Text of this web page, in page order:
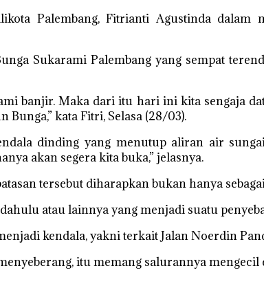
Palembang, Fitrianti Agustinda dalam
Sukarami Palembang yang sempat
banjir. Maka dari itu hari ini kita sengaja
kata Fitri, Selasa (28/03).
dinding yang menutup aliran air
akan segera kita buka,” jelasnya.
tersebut diharapkan bukan hanya
atau lainnya yang menjadi suatu
kendala, yakni terkait Jalan Noerdin
itu memang salurannya